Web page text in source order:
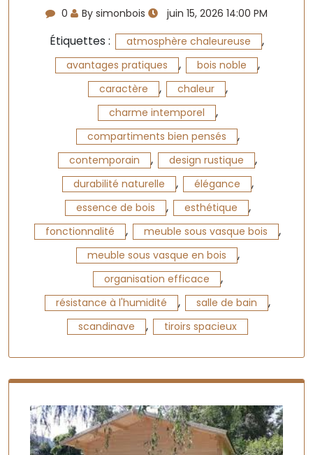
0 By simonbois juin 15, 2026 14:00 PM
Étiquettes : atmosphère chaleureuse ,
avantages pratiques , bois noble ,
caractère , chaleur ,
charme intemporel ,
compartiments bien pensés ,
contemporain , design rustique ,
durabilité naturelle , élégance ,
essence de bois , esthétique ,
fonctionnalité , meuble sous vasque bois ,
meuble sous vasque en bois ,
organisation efficace ,
résistance à l'humidité , salle de bain ,
scandinave , tiroirs spacieux